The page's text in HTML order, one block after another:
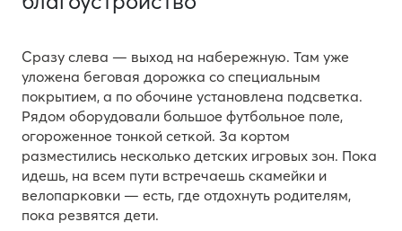
Сразу слева — выход на набережную. Там уже
уложена беговая дорожка со специальным
покрытием, а по обочине установлена подсветка.
Рядом оборудовали большое футбольное поле,
огороженное тонкой сеткой. За кортом
разместились несколько детских игровых зон. Пока
идешь, на всем пути встречаешь скамейки и
велопарковки — есть, где отдохнуть родителям,
пока резвятся дети.